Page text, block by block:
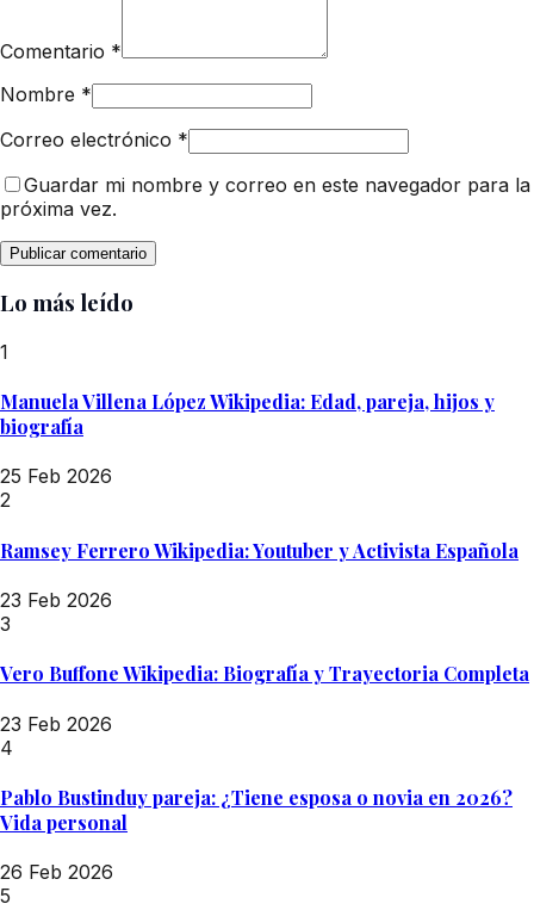
Comentario *
Nombre *
Correo electrónico *
Guardar mi nombre y correo en este navegador para la
próxima vez.
Lo más leído
1
Manuela Villena López Wikipedia: Edad, pareja, hijos y
biografía
25 Feb 2026
2
Ramsey Ferrero Wikipedia: Youtuber y Activista Española
23 Feb 2026
3
Vero Buffone Wikipedia: Biografía y Trayectoria Completa
23 Feb 2026
4
Pablo Bustinduy pareja: ¿Tiene esposa o novia en 2026?
Vida personal
26 Feb 2026
5